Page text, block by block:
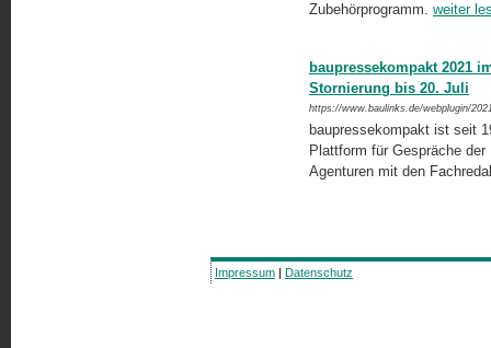
Zubehörprogramm. weiter
baupressekompakt 2021
Stornierung bis 20. Juli
https://www.baulinks.de/webplugin/
baupressekompakt ist seit
Plattform für Gespräche
Agenturen mit den
Impressum | Datenschutz